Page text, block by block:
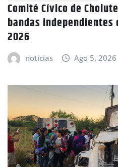
Comité Cívico de
bandas
2026
noticias Ago 5, 2026